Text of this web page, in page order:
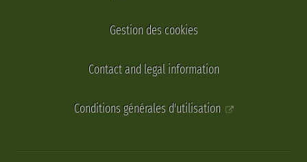
Gestion des cookies
Contact and legal information
Conditions générales d'utilisation